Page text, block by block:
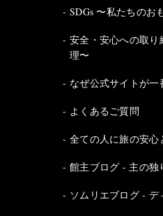
SDGs 〜私たちのお
安全・安心への取
理〜
なぜ公式サイトが一
よくあるご質問
全ての人に旅の安心
館主ブログ - 主の独
ソムリエブログ - デ